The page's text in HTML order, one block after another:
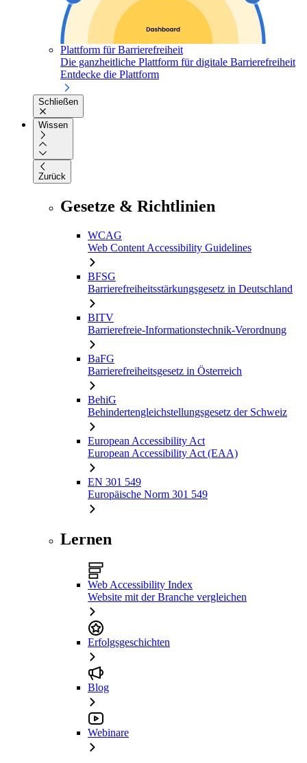
Plattform für Barrierefreiheit
Die ganzheitliche Plattform für digitale Barrierefreiheit
Entdecke die Plattform
Schließen
Wissen
Zurück
Gesetze & Richtlinien
WCAG
Web Content Accessibility Guidelines
BFSG
Barrierefreiheitsstärkungsgesetz in Deutschland
BITV
Barrierefreie-Informationstechnik-Verordnung
BaFG
Barrierefreiheitsgesetz in Österreich
BehiG
Behindertengleichstellungsgesetz der Schweiz
European Accessibility Act
European Accessibility Act (EAA)
EN 301 549
Europäische Norm 301 549
Lernen
Web Accessibility Index
Website mit der Branche vergleichen
Erfolgsgeschichten
Blog
Webinare